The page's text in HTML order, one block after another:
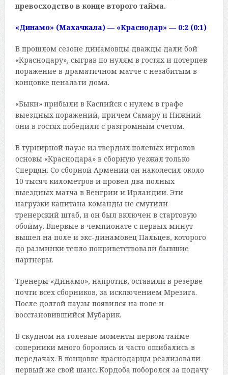
превосходство в конце второго тайма.
«Динамо» (Махачкала) — «Краснодар» — 0:2 (0:1)
В прошлом сезоне динамовцы дважды дали бой
«Краснодару», сыграв по нулям в гостях и потерпев
поражение в драматичном матче с незабитым в
концовке пенальти дома.
«Быки» прибыли в Каспийск с нулем в графе
выездных поражений, причем Самару и Нижний
они в гостях победили с разгромным счетом.
В турнирной паузе из твердых полевых игроков
основы «Краснодара» в сборную уезжал только
Сперцян. Со сборной Армении он наколесил около
10 тысяч километров и провел два полных
выездных матча в Венгрии и Ирландии. Эти
нагрузки капитана команды не смутили
тренерский штаб, и он был включен в стартовую
обойму. Впервые в чемпионате с первых минут
вышел на поле и экс-динамовец Пальцев, которого
до разминки тепло поприветствовали бывшие
партнеры.
Тренеры «Динамо», напротив, оставили в резерве
почти всех сборников, за исключением Мрезига.
После долгой паузы появился на поле и
восстановившийся Мубарик.
В скудном на голевые моменты первом тайме
соперники много боролись и часто ошибались в
передачах. В концовке краснодарцы реализовали
первый же свой шанс. Кордоба поборолся за подачу